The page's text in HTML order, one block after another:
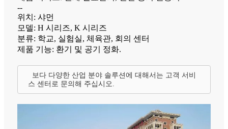
--
위치: 샤먼
모델: H 시리즈, K 시리즈
분류: 학교, 실험실, 체육관, 회의 센터
제품 기능: 환기 및 공기 정화.
보다 다양한 산업 분야 솔루션에 대해서는 고객 서비
스 센터로 문의해 주십시오.